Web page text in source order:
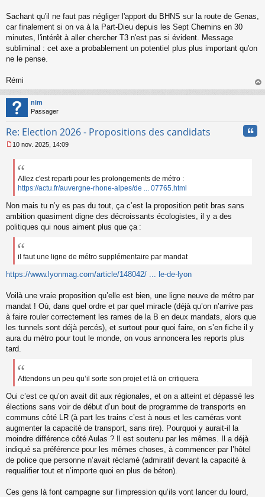
Sachant qu'il ne faut pas négliger l'apport du BHNS sur la route de Genas,
car finalement si on va à la Part-Dieu depuis les Sept Chemins en 30
minutes, l'intérêt à aller chercher T3 n'est pas si évident. Message
subliminal : cet axe a probablement un potentiel plus plus important qu'on
ne le pense.
Rémi
au
nim
Passager
Re: Election 2026 - Propositions des candidats
e
g
e
n
o
n
10 nov. 2025, 14:09
Allez c'est reparti pour les prolongements de métro :
https://actu.fr/auvergne-rhone-alpes/de ... 07765.html
Non mais tu n’y es pas du tout, ça c’est la proposition petit bras sans
ambition quasiment digne des décroissants écologistes, il y a des
politiques qui nous aiment plus que ça :
il faut une ligne de métro supplémentaire par mandat
https://www.lyonmag.com/article/148042/ ... le-de-lyon
Voilà une vraie proposition qu’elle est bien, une ligne neuve de métro par
mandat ! Où, dans quel ordre et par quel miracle (déjà qu’on n’arrive pas
à faire rouler correctement les rames de la B en deux mandats, alors que
les tunnels sont déjà percés), et surtout pour quoi faire, on s’en fiche il y
aura du métro pour tout le monde, on vous annoncera les reports plus
tard.
Attendons un peu qu’il sorte son projet et là on critiquera
Oui c’est ce qu’on avait dit aux régionales, et on a atteint et dépassé les
élections sans voir de début d’un bout de programme de transports en
communs côté LR (à part les trains c’est à nous et les caméras vont
augmenter la capacité de transport, sans rire). Pourquoi y aurait-il la
moindre différence côté Aulas ? Il est soutenu par les mêmes. Il a déjà
indiqué sa préférence pour les mêmes choses, à commencer par l’hôtel
de police que personne n’avait réclamé (admiratif devant la capacité à
requalifier tout et n’importe quoi en plus de béton).
Ces gens là font campagne sur l’impression qu’ils vont lancer du lourd,